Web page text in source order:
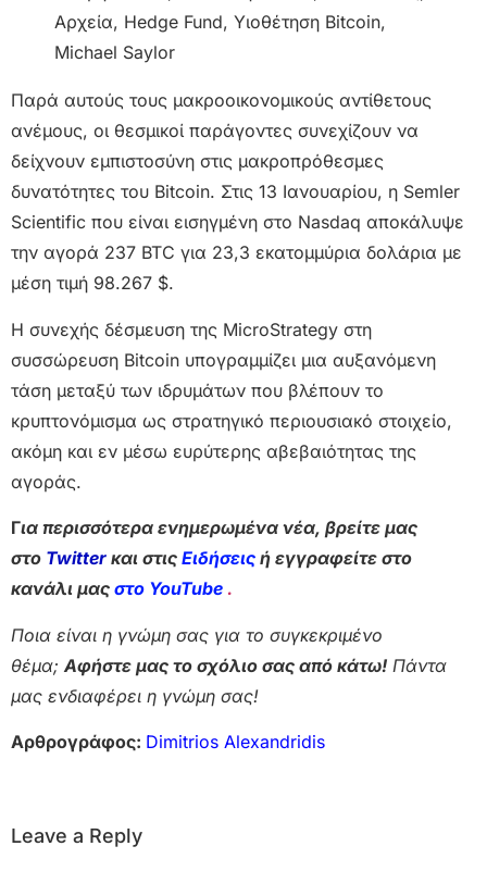
Παρά αυτούς τους μακροοικονομικούς αντίθετους
ανέμους, οι θεσμικοί παράγοντες συνεχίζουν να
δείχνουν εμπιστοσύνη στις μακροπρόθεσμες
δυνατότητες του Bitcoin. Στις 13 Ιανουαρίου, η Semler
Scientific που είναι εισηγμένη στο Nasdaq αποκάλυψε
την αγορά 237 BTC για 23,3 εκατομμύρια δολάρια με
μέση τιμή 98.267 $.
Η συνεχής δέσμευση της MicroStrategy στη
συσσώρευση Bitcoin υπογραμμίζει μια αυξανόμενη
τάση μεταξύ των ιδρυμάτων που βλέπουν το
κρυπτονόμισμα ως στρατηγικό περιουσιακό στοιχείο,
ακόμη και εν μέσω ευρύτερης αβεβαιότητας της
αγοράς.
Για περισσότερα ενημερωμένα νέα, βρείτε μας
στο Twitter και στις Ειδήσεις ή εγγραφείτε στο
κανάλι μας στο YouTube .
Ποια είναι η γνώμη σας για το συγκεκριμένο
θέμα; Αφήστε μας το σχόλιο σας από κάτω! Πάντα
μας ενδιαφέρει η γνώμη σας!
Αρθρογράφος: Dimitrios Alexandridis
Leave a Reply